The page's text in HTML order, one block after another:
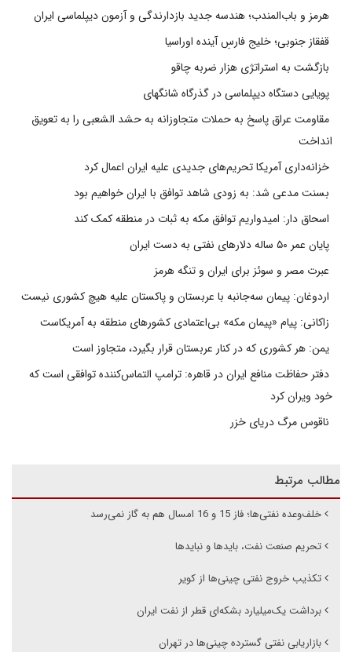
هرمز و باب‌المندب؛ هندسه جدید بازدارندگی و آزمون دیپلماسی ایران
قفقاز جنوبی؛ خلیج فارسِ آینده اوراسیا
بازگشت به استراتژی هزار ضربه چاقو
پویایی دستگاه دیپلماسی در گذرگاه شانگهای
مقاومت عراق پاسخ به حملات متجاوزانه به حشد الشعبی را به تعویق
انداخت
خزانه‌داری آمریکا تحریم‌های جدیدی علیه ایران اعمال کرد
بسنت مدعی شد: به زودی شاهد توافق با ایران خواهیم بود
اسحاق دار: امیدواریم توافق مکه به ثبات در منطقه کمک کند
پایان عمر ۵۰ ساله دلارهای نفتی به دست ایران
عبرت مصر و سوئز برای ایران و تنگه هرمز
اردوغان: پیمان سه‌جانبه با عربستان و پاکستان علیه هیچ کشوری نیست
زاکانی: پیام «پیمان مکه» بی‌اعتمادی کشورهای منطقه به آمریکاست
یمن: هر کشوری که در کنار عربستان قرار بگیرد، متجاوز است
دفتر حفاظت منافع ایران در قاهره: ترامپ التماس‌کننده توافقی است که
خود ویران کرد
ناقوس مرگ دریای خزر
مطالب مرتبط
خلف‌وعده نفتی‌ها؛ فاز 15 و 16 امسال هم به گاز نمی‌رسد
تحریم صنعت نفت، باید‌ها و نبایدها
تکذیب خروج نفتی چینی‌ها از کویر
برداشت یک‌میلیارد بشکه‌ای قطر از نفت ایران
بازاریابی‌ نفتی گسترده چینی‌ها در تهران